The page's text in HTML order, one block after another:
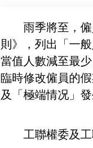
雨季將至，
則》，列出「一
當值人數減至最
臨時修改僱員的
及「極端情况」
工聯權委及